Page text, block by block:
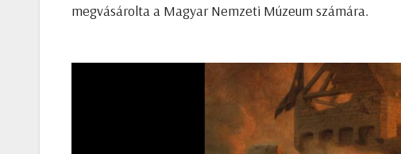
megvásárolta a Magyar Nemzeti Múzeum számára.